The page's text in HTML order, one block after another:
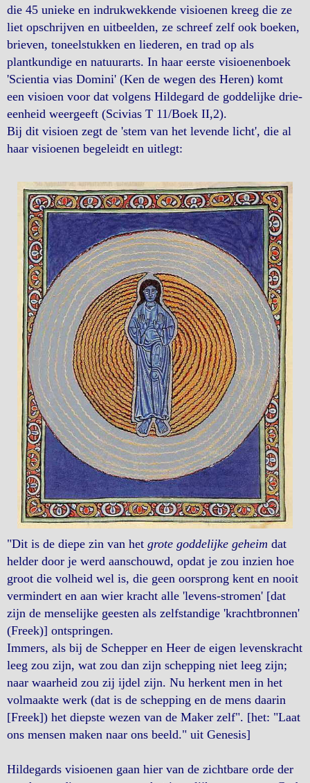
die 45 unieke en indrukwekkende visioenen kreeg die ze
liet opschrijven en uitbeelden, ze schreef zelf ook boeken,
brieven, toneelstukken en liederen, en trad op als
plantkundige en natuurarts. In haar eerste visioenenboek
'Scientia vias Domini' (Ken de wegen des Heren) komt
een visioen voor dat volgens Hildegard de goddelijke drie-
eenheid weergeeft (Scivias T 11/Boek II,2).
Bij dit visioen zegt de 'stem van het levende licht', die al
haar visioenen begeleidt en uitlegt:
"Dit is de diepe zin van het grote goddelijke geheim dat
helder door je werd aanschouwd, opdat je zou inzien hoe
groot die volheid wel is, die geen oorsprong kent en nooit
vermindert en aan wier kracht alle 'levens-stromen' [dat
zijn de menselijke geesten als zelfstandige 'krachtbronnen'
(Freek)] ontspringen.
Immers, als bij de Schepper en Heer de eigen levenskracht
leeg zou zijn, wat zou dan zijn schepping niet leeg zijn;
naar waarheid zou zij ijdel zijn. Nu herkent men in het
volmaakte werk (dat is de schepping en de mens daarin
[Freek]) het diepste wezen van de Maker zelf". [het: "Laat
ons mensen maken naar ons beeld." uit Genesis]
Hildegards visioenen gaan hier van de zichtbare orde der